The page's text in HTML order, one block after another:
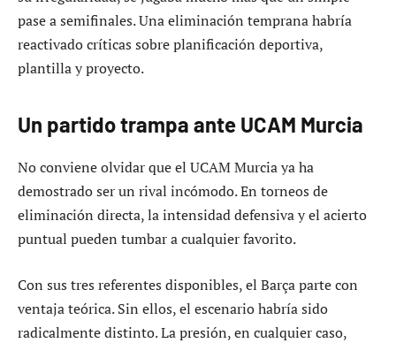
pase a semifinales. Una eliminación temprana habría
reactivado críticas sobre planificación deportiva,
plantilla y proyecto.
Un partido trampa ante UCAM Murcia
No conviene olvidar que el UCAM Murcia ya ha
demostrado ser un rival incómodo. En torneos de
eliminación directa, la intensidad defensiva y el acierto
puntual pueden tumbar a cualquier favorito.
Con sus tres referentes disponibles, el Barça parte con
ventaja teórica. Sin ellos, el escenario habría sido
radicalmente distinto. La presión, en cualquier caso,